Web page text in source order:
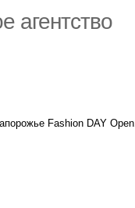
агентство
Fashion DAY Open.